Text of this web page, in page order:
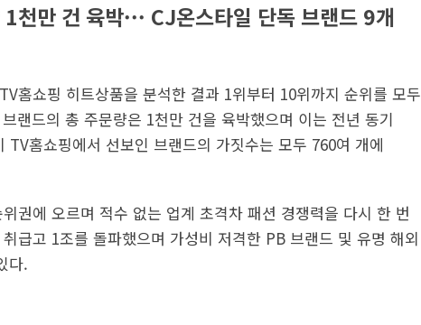
만 건 육박··· CJ온스타일 단독 브랜드 9개
홈쇼핑 히트상품을 분석한 결과 1위부터 10위까지 순위를 모두
랜드의 총 주문량은 1천만 건을 육박했으며 이는 전년 동기
홈쇼핑에서 선보인 브랜드의 가짓수는 모두 760여 개에
권에 오르며 적수 없는 업계 초격차 패션 경쟁력을 다시 한 번
급고 1조를 돌파했으며 가성비 저격한 PB 브랜드 및 유명 해외
다.